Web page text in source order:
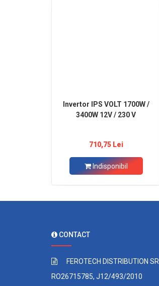
Invertor IPS VOLT 1700W /
3400W 12V / 230 V
710,75 Lei
Indisponibil
CONTACT
FEROTECH DISTRIBUTION SRL
RO26715785, J12/493/2010